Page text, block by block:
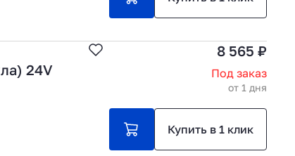
24V
8 565 ₽
Под заказ
от 1 дня
Купить в 1 клик